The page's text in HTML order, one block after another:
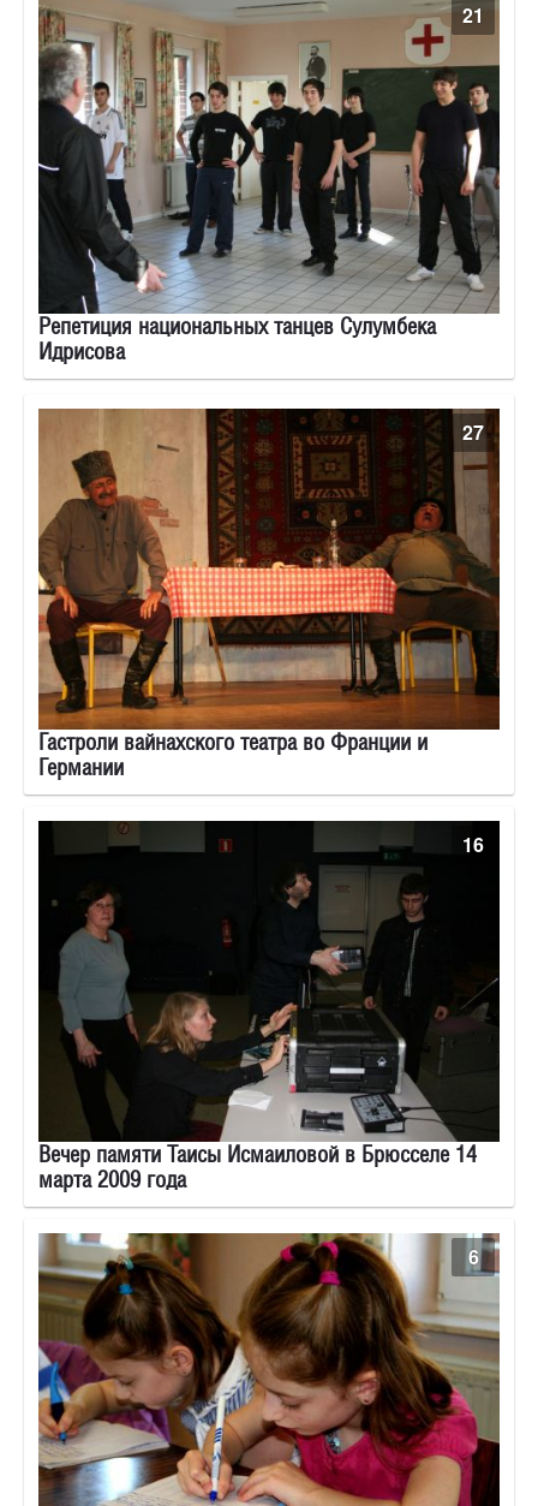
Репетиция национальных танцев Сулумбека
Идрисова
21
Гастроли вайнахского театра во Франции и
Германии
27
Вечер памяти Таисы Исмаиловой в Брюсселе 14
марта 2009 года
16
6